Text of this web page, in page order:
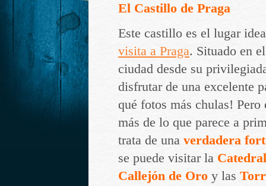
El Castillo de Praga
Este castillo es el lugar
visita a Praga. Situado en
ciudad desde su
disfrutar de una excelente
qué fotos más chulas!
más de lo que parece a
trata de una verdadera
se puede visitar la
Callejón de Oro y las